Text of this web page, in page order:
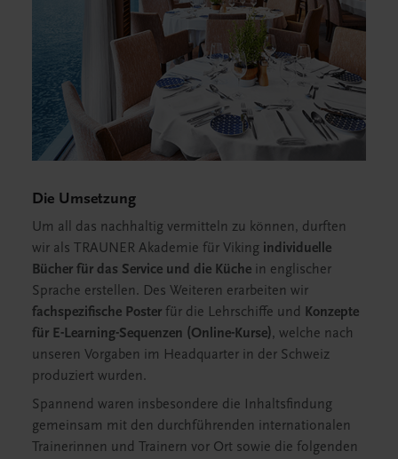
Die Umsetzung
Um all das nachhaltig vermitteln zu können, durften
wir als TRAUNER Akademie für Viking individuelle
Bücher für das Service und die Küche in englischer
Sprache erstellen. Des Weiteren erarbeiten wir
fachspezifische Poster für die Lehrschiffe und Konzepte
für E-Learning-Sequenzen (Online-Kurse), welche nach
unseren Vorgaben im Headquarter in der Schweiz
produziert wurden.
Spannend waren insbesondere die Inhaltsfindung
gemeinsam mit den durchführenden internationalen
Trainerinnen und Trainern vor Ort sowie die folgenden